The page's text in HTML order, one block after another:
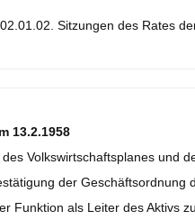
Sitzungen des Rates
13.2.1958
Volkswirtschaftsplanes und
der Geschäftsordnung
Funktion als Leiter des Aktivs